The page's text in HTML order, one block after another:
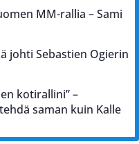
MM-rallia – Sami
johti Sebastien Ogierin
kotirallini” –
saman kuin Kalle